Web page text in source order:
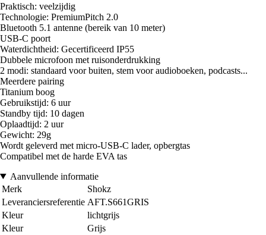
Praktisch: veelzijdig
Technologie: PremiumPitch 2.0
Bluetooth 5.1 antenne (bereik van 10 meter)
USB-C poort
Waterdichtheid: Gecertificeerd IP55
Dubbele microfoon met ruisonderdrukking
2 modi: standaard voor buiten, stem voor audioboeken, podcasts...
Meerdere pairing
Titanium boog
Gebruikstijd: 6 uur
Standby tijd: 10 dagen
Oplaadtijd: 2 uur
Gewicht: 29g
Wordt geleverd met micro-USB-C lader, opbergtas
Compatibel met de harde EVA tas
Aanvullende informatie
Merk
Shokz
Leveranciersreferentie AFT.S661GRIS
Kleur
lichtgrijs
Kleur
Grijs